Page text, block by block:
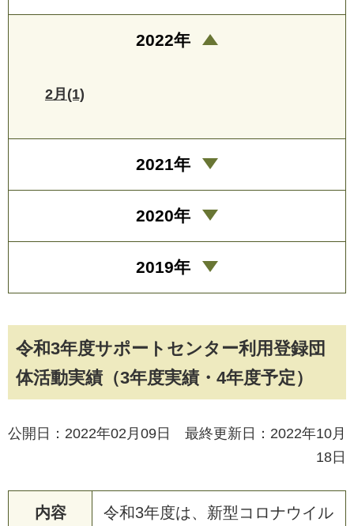
令和3年度サポートセンター利用登録団
体活動実績（3年度実績・4年度予定）
公開日：2022年02月09日 最終更新日：2022年10月
18日
内容 令和3年度は、 新型 コ ロナウ イ ル
2022年
2月(1)
2021年
2020年
2019年